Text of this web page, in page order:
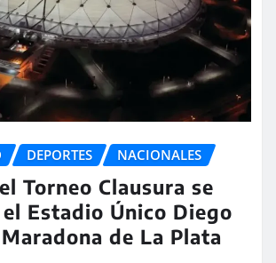
DEPORTES NACIONALES
Torneo Clausura se
Estadio Único Diego
de La Plata